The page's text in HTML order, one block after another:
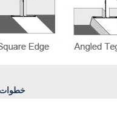
خطوات